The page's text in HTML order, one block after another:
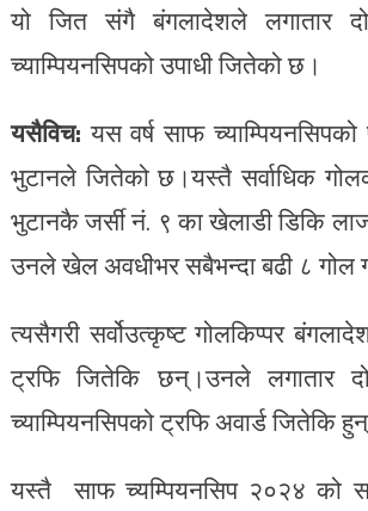
यो जित संगै बंगलादेशले लगातार
च्याम्पियनसिपको उपाधी जितेको छ।
यसैविच:यस वर्ष साफ
भुटानले जितेको छ।यस्तै सर्वाधिक
भुटानकै जर्सी नं. ९ का खेलाडी डिकि
उनले खेल अवधीभर सबैभन्दा बढी ८ गोल
त्यसैगरी सर्वोउत्कृष्ट गोलकिप्पर
ट्रफि जितेकि छन्।उनले लगातार
च्याम्पियनसिपको ट्रफि अवार्ड जितेकि
यस्तै साफ च्यम्पियनसिप २०२४ को